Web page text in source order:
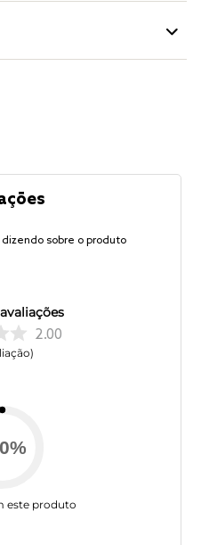
sobre o produto
2.00
%
este produto